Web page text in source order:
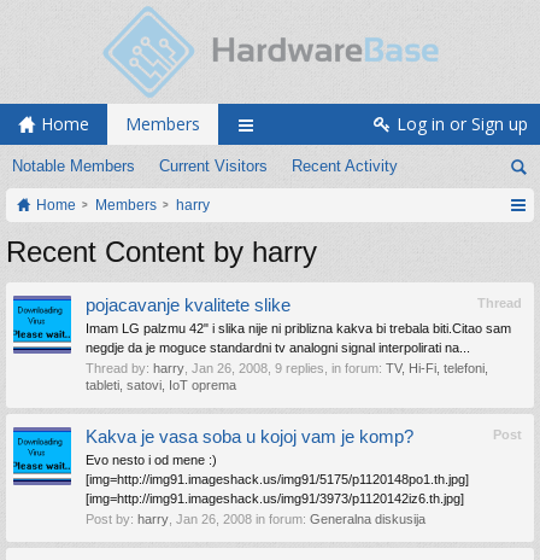
Home Members
Notable Members Current Visitors Recent Activity
Log in or Sign up
Home Members harry
Recent Content by harry
Thread
pojacavanje kvalitete slike
Imam LG palzmu 42" i slika nije ni priblizna kakva bi trebala biti.Citao sam
negdje da je moguce standardni tv analogni signal interpolirati na...
Thread by: harry Jan 26, 2008 , 9 replies, in forum: TV, Hi-Fi, telefoni,
tableti, satovi, IoT oprema
Post
Kakva je vasa soba u kojoj vam je komp?
Evo nesto i od mene :)
[img=http://img91.imageshack.us/img91/5175/p1120148po1.th.jpg]
[img=http://img91.imageshack.us/img91/3973/p1120142iz6.th.jpg]
Post by: harry Jan 26, 2008 in forum: Generalna diskusija